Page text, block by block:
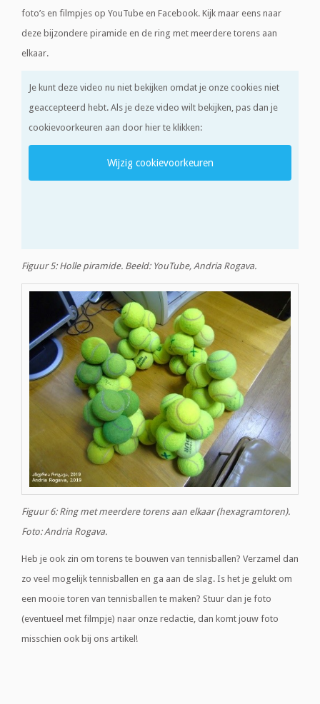
foto’s en filmpjes op YouTube en Facebook. Kijk maar eens naar
deze bijzondere piramide en de ring met meerdere torens aan
elkaar.
Je kunt deze video nu niet bekijken omdat je onze cookies niet
geaccepteerd hebt. Als je deze video wilt bekijken, pas dan je
cookievoorkeuren aan door hier te klikken:
Wijzig cookievoorkeuren
Figuur 5: Holle piramide. Beeld: YouTube, Andria Rogava.
Figuur 6: Ring met meerdere torens aan elkaar (hexagramtoren).
Foto: Andria Rogava.
Heb je ook zin om torens te bouwen van tennisballen? Verzamel dan
zo veel mogelijk tennisballen en ga aan de slag. Is het je gelukt om
een mooie toren van tennisballen te maken? Stuur dan je foto
(eventueel met filmpje) naar onze redactie, dan komt jouw foto
misschien ook bij ons artikel!